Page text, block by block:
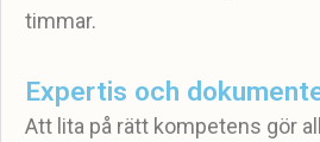
timmar.
Expertis och
Att lita på rätt kompetens gör